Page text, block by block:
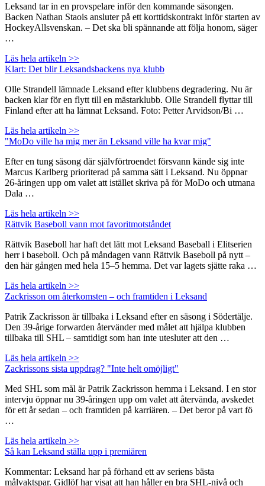
Leksand tar in en provspelare inför den kommande säsongen.
Backen Nathan Staois ansluter på ett korttidskontrakt inför starten av
HockeyAllsvenskan. – Det ska bli spännande att följa honom, säger
…
Läs hela artikeln >>
Klart: Det blir Leksandsbackens nya klubb
Olle Strandell lämnade Leksand efter klubbens degradering. Nu är
backen klar för en flytt till en mästarklubb. Olle Strandell flyttar till
Finland efter att ha lämnat Leksand. Foto: Petter Arvidson/Bi …
Läs hela artikeln >>
"MoDo ville ha mig mer än Leksand ville ha kvar mig"
Efter en tung säsong där självförtroendet försvann kände sig inte
Marcus Karlberg prioriterad på samma sätt i Leksand. Nu öppnar
26-åringen upp om valet att istället skriva på för MoDo och utmana
Dala …
Läs hela artikeln >>
Rättvik Baseboll vann mot favoritmotståndet
Rättvik Baseboll har haft det lätt mot Leksand Baseball i Elitserien
herr i baseboll. Och på måndagen vann Rättvik Baseboll på nytt –
den här gången med hela 15–5 hemma. Det var lagets sjätte raka …
Läs hela artikeln >>
Zackrisson om återkomsten – och framtiden i Leksand
Patrik Zackrisson är tillbaka i Leksand efter en säsong i Södertälje.
Den 39-årige forwarden återvänder med målet att hjälpa klubben
tillbaka till SHL – samtidigt som han inte utesluter att den …
Läs hela artikeln >>
Zackrissons sista uppdrag? "Inte helt omöjligt"
Med SHL som mål är Patrik Zackrisson hemma i Leksand. I en stor
intervju öppnar nu 39-åringen upp om valet att återvända, avskedet
för ett år sedan – och framtiden på karriären. – Det beror på vart fö
…
Läs hela artikeln >>
Så kan Leksand ställa upp i premiären
Kommentar: Leksand har på förhand ett av seriens bästa
målvaktspar. Gidlöf har visat att han håller en bra SHL-nivå och